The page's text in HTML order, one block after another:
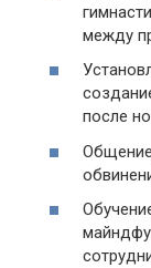
между
после
Общение